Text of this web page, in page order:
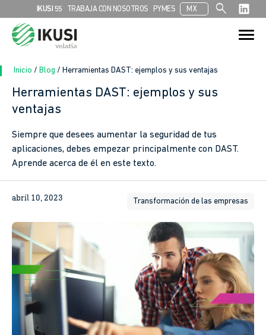
IKUSI 55 TRABAJA CON NOSOTROS PYMES MX search
Search
for:
Search Button
Inicio / Blog / Herramientas DAST: ejemplos y sus ventajas
Herramientas DAST: ejemplos y sus
ventajas
Siempre que desees aumentar la seguridad de tus
aplicaciones, debes empezar principalmente con DAST.
Aprende acerca de él en este texto.
abril 10, 2023 Transformación de las empresas